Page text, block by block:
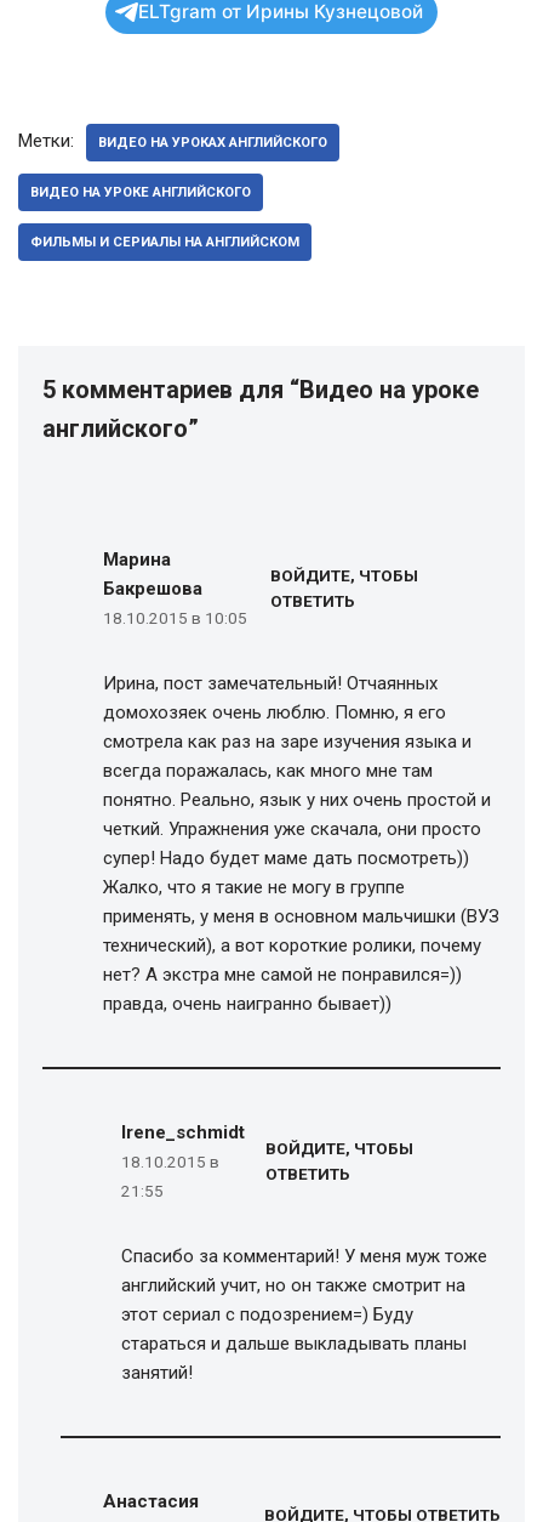
ELTgram от Ирины Кузнецовой
Метки: ВИДЕО НА УРОКАХ АНГЛИЙСКОГО
ВИДЕО НА УРОКЕ АНГЛИЙСКОГО
ФИЛЬМЫ И СЕРИАЛЫ НА АНГЛИЙСКОМ
5 комментариев для “Видео на уроке
английского”
Марина
Бакрешова
18.10.2015 в 10:05
ВОЙДИТЕ, ЧТОБЫ
ОТВЕТИТЬ
Ирина, пост замечательный! Отчаянных
домохозяек очень люблю. Помню, я его
смотрела как раз на заре изучения языка и
всегда поражалась, как много мне там
понятно. Реально, язык у них очень простой и
четкий. Упражнения уже скачала, они просто
супер! Надо будет маме дать посмотреть))
Жалко, что я такие не могу в группе
применять, у меня в основном мальчишки (ВУЗ
технический), а вот короткие ролики, почему
нет? А экстра мне самой не понравился=))
правда, очень наигранно бывает))
Irene_schmidt
18.10.2015 в
21:55
ВОЙДИТЕ, ЧТОБЫ
ОТВЕТИТЬ
Спасибо за комментарий! У меня муж тоже
английский учит, но он также смотрит на
этот сериал с подозрением=) Буду
стараться и дальше выкладывать планы
занятий!
Анастасия
ВОЙДИТЕ, ЧТОБЫ ОТВЕТИТЬ